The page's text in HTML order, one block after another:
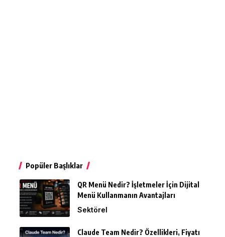
Popüler Başlıklar
QR Menü Nedir? İşletmeler İçin Dijital
Menü Kullanmanın Avantajları
Sektörel
Claude Team Nedir? Özellikleri, Fiyatı